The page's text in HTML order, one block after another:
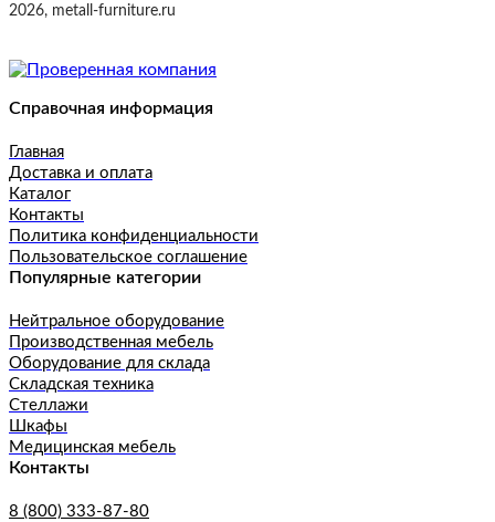
2026, metall-furniture.ru
Справочная информация
Главная
Доставка и оплата
Каталог
Контакты
Политика конфиденциальности
Пользовательское соглашение
Популярные категории
Нейтральное оборудование
Производственная мебель
Оборудование для склада
Складская техника
Стеллажи
Шкафы
Медицинская мебель
Контакты
8 (800) 333-87-80